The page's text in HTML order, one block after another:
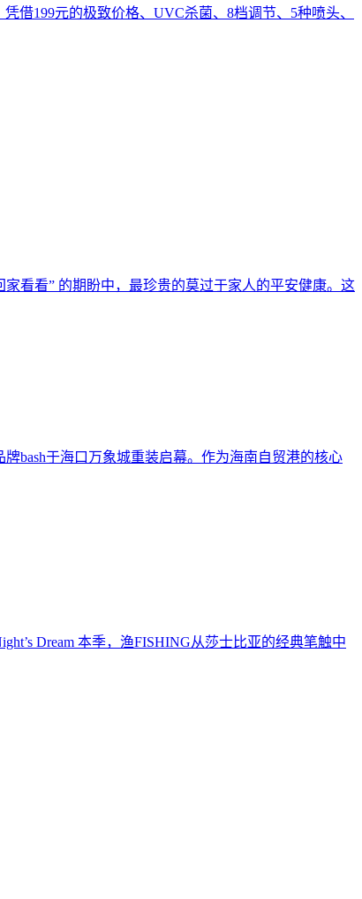
借199元的极致价格、UVC杀菌、8档调节、5种喷头、
看看” 的期盼中，最珍贵的莫过于家人的平安健康。这
bash于海口万象城重装启幕。作为海南自贸港的核心
Dream 本季，渔FISHING从莎士比亚的经典笔触中